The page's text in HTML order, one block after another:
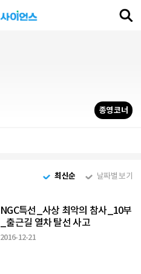
종영 코너
최신순 날짜별 보기
NGC특선_사상 최악의 참사_10부
_출근길 열차 탈선 사고
2016-12-21